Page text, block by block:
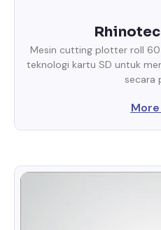
Mesin cutting plotter roll
teknologi kartu SD untuk
secara